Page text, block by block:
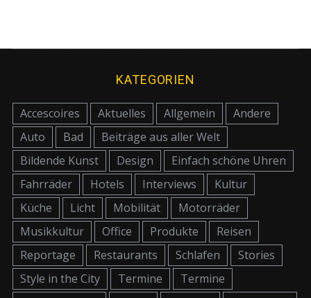
KATEGORIEN
Accescoires Aktuelles Allgemein
Andere
Auto
Bad
Beiträge aus aller Welt
Bildende Kunst
Design
Einfach schöne Uhren
Fahrräder
Hotels Interviews
Kultur
Küche
Licht Mobilität
Motorräder
Musikkultur
Office Produkte
Reisen
Reportage
Restaurants Schlafen
Stories
Style in the City
Termine
Termine